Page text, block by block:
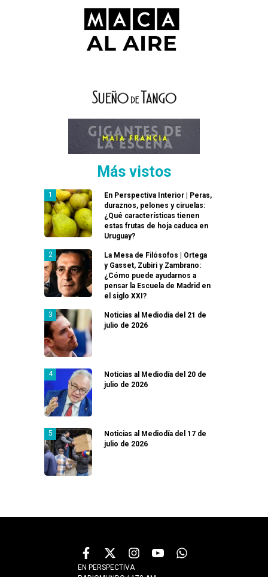
Más vistos
En Perspectiva Interior | Peras,
duraznos, pelones y ciruelas:
¿Qué características tienen
estas frutas de hoja caduca en
Uruguay?
La Mesa de Filósofos | Ortega
y Gasset, Zubiri y Zambrano:
¿Cómo puede ayudarnos a
pensar la Escuela de Madrid en
el siglo XXI?
Noticias al Mediodía del 21 de
julio de 2026
Noticias al Mediodía del 20 de
julio de 2026
Noticias al Mediodía del 17 de
julio de 2026
EN PERSPECTIVA